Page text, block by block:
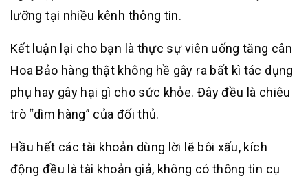
lưỡng tại nhiều kênh thông tin.
Kết luận lại cho bạn là thực sự viên uống tăng cân
Hoa Bảo hàng thật không hề gây ra bất kì tác dụng
phụ hay gây hại gì cho sức khỏe. Đây đều là chiêu
trò “dìm hàng” của đối thủ.
Hầu hết các tài khoản dùng lời lẽ bôi xấu, kích
động đều là tài khoản giả, không có thông tin cụ